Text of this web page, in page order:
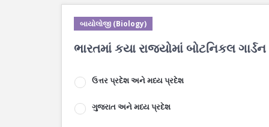
બાયોલોજી (Biology)
ભારતમાં કયા રાજ્યોમાં બોટનિકલ
ઉત્તર પ્રદેશ અને મધ્ય પ્રદેશ
ગુજરાત અને મધ્ય પ્રદેશ